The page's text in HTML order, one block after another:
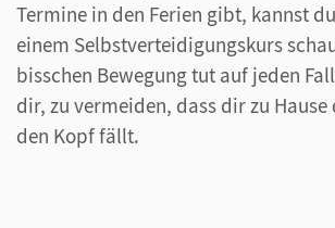
Termine in den Ferien gibt, kannst
einem Selbstverteidigungskurs
bisschen Bewegung tut auf jeden
dir, zu vermeiden, dass dir zu Hause
den Kopf fällt.